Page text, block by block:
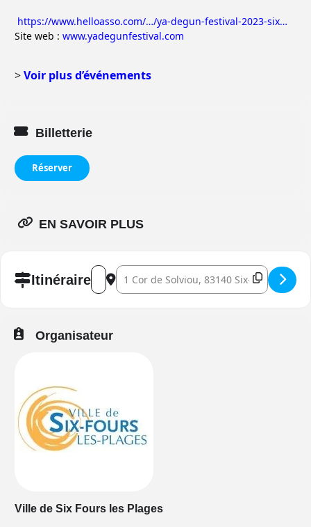
https://www.helloasso.com/…/ya-degun-festival-2023-six…
Site web : www.yadegunfestival.com
>Voir plus d’événements
Billetterie
Réserver
EN SAVOIR PLUS
ItinéraireAddress - Ya Degun Festival []
Destination Address - Ya Degun Festival []
Organisateur
Ville de Six Fours les Plages